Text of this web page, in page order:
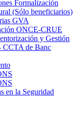
Formalización
(Sólo beneficiarios)
GVA
ONCE-CRUE
y Gestión
CCTA de Banc
en la Seguridad